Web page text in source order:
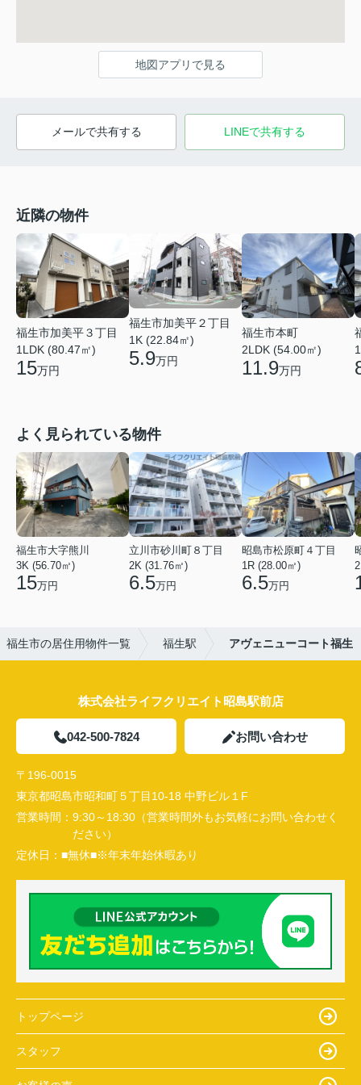
地図アプリで見る
メールで共有する LINEで共有する
近隣の物件
福生市加美平３丁目
1LDK (80.47㎡)
15万円
福生市加美平２丁目
1K (22.84㎡)
5.9万円
福生市本町
2LDK (54.00㎡)
11.9万円
よく見られている物件
福生市大字熊川
3K (56.70㎡)
15万円
立川市砂川町８丁目
2K (31.76㎡)
6.5万円
昭島市松原町４丁目
1R (28.00㎡)
6.5万円
福生市の居住用物件一覧 福生駅 アヴェニューコート福生
株式会社ライフクリエイト昭島駅前店
042-500-7824 お問い合わせ
〒196-0015
東京都昭島市昭和町５丁目10-18 中野ビル１F
営業時間： 9:30～18:30（営業時間外もお気軽にお問い合わせく
ださい）
定休日： ■無休■※年末年始休暇あり
トップページ
スタッフ